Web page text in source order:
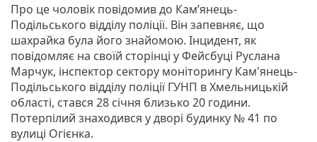
Про це чоловік повідомив до Кам’янець-
Подільського відділу поліції. Він запевняє, що
шахрайка була його знайомою. Інцидент, як
повідомляє на своїй сторінці у Фейсбуці Руслана
Марчук, інспектор сектору моніторингу Кам'янець-
Подільського відділу поліції ГУНП в Хмельницькій
області, стався 28 січня близько 20 години.
Потерпілий знаходився у дворі будинку № 41 по
вулиці Огієнка.